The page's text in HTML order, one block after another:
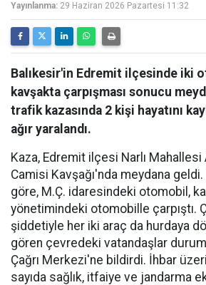
Yayınlanma: 29 Haziran 2026 Pazartesi 11:32
Balıkesir'in Edremit ilçesinde iki
kavşakta çarpışması sonucu
trafik kazasında 2 kişi hayatını
ağır yaralandı.
Kaza, Edremit ilçesi Narlı Mahallesi
Camisi Kavşağı'nda meydana
göre, M.Ç. idaresindeki otomobil,
yönetimindeki otomobille çarpıştı.
şiddetiyle her iki araç da hurdaya
gören çevredeki vatandaşlar
Çağrı Merkezi'ne bildirdi. İhbar
sayıda sağlık, itfaiye ve jandarma